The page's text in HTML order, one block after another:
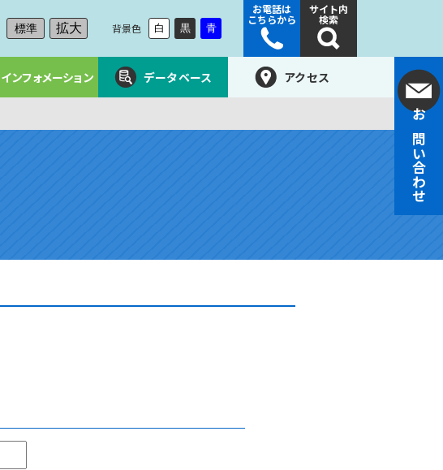
標準 拡大 背景色 白 黒 青
お電話は
こちらから
サイト内
検索
インフォメーション データベース アクセス
お問い合わせ